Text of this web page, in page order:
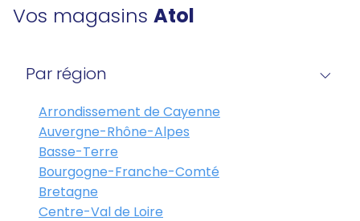
Vos magasins Atol
Par région
Arrondissement de Cayenne
Auvergne-Rhône-Alpes
Basse-Terre
Bourgogne-Franche-Comté
Bretagne
Centre-Val de Loire